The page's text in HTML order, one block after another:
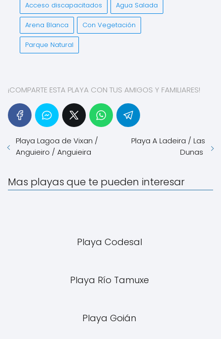
Acceso discapacitados Agua Salada
Arena Blanca Con Vegetación
Parque Natural
¡COMPARTE ESTA PLAYA CON TUS AMIGOS Y FAMILIARES!
Playa Lagoa de Vixan /
Anguieiro / Anguieira
Playa A Ladeira / Las
Dunas
Mas playas que te pueden interesar
Playa Codesal
Playa Río Tamuxe
Playa Goián